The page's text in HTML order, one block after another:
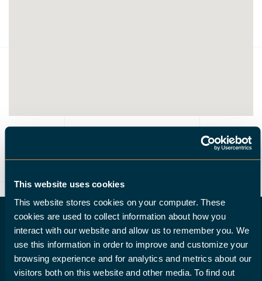
This website uses cookies
This website stores cookies on your computer. These
cookies are used to collect information about how you
interact with our website and allow us to remember you. We
use this information in order to improve and customize your
browsing experience and for analytics and metrics about our
visitors both on this website and other media. To find out
ROUTE
MÖCHTEN SIE HALTER-HÄNDLER WERDEN?